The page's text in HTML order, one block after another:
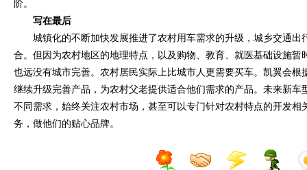
阶。
写在最后
城镇化的不断加快发展推进了农村用车需求的升级，城乡交通出
合。但因为农村地区的地理特点，以及购物、教育、就医基础设施暂
也远没有城市完善。农村居民实际上比城市人更需要买车。凯翼会根
继续升级完善产品，为农村父老提供适合他们需求的产品。未来新车
不同需求，始终关注农村市场，甚至可以专门针对农村特点的开发相
务，做他们的贴心品牌。